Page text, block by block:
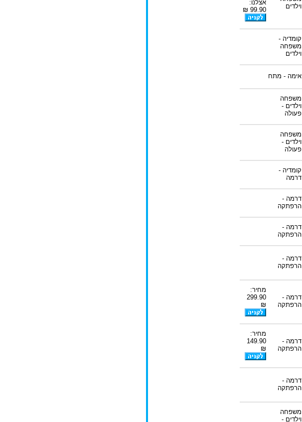
וילדים
אצלנו:
99.90 ₪
קומדיה -
משפחה
וילדים
אימה - מתח
משפחה
וילדים -
פעולה
משפחה
וילדים -
פעולה
קומדיה -
דרמה
דרמה -
הרפתקה
דרמה -
הרפתקה
דרמה -
הרפתקה
דרמה -
הרפתקה
מחיר:
299.90
₪
דרמה -
הרפתקה
מחיר:
149.90
₪
דרמה -
הרפתקה
משפחה
וילדים -